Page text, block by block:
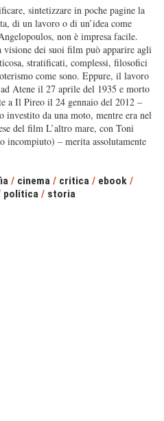
sintetizzare in poche pagine la
di un lavoro o di un’idea come
non è impresa facile.
visione dei suoi film può apparire agli
stratificati, complessi, filosofici
come sono. Eppure, il lavoro
Atene il 27 aprile del 1935 e morto
a Il Pireo il 24 gennaio del 2012 –
investito da una moto, mentre era nel
del film L’altro mare, con Toni
incompiuto) – merita assolutamente
/ cinema / critica / ebook /
politica / storia